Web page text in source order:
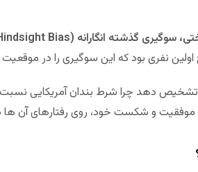
نفری بود که این سوگیری را در
دهد چرا شرط بندان آمریکایی نسبت
موفقیت و شکست خود، روی رفتارهای آن ها